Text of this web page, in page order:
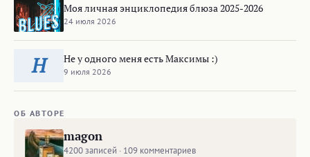
Моя личная энциклопедия блюза 2025-2026
24 июля 2026
Н Не у одного меня есть Максимы :)
9 июля 2026
ОБ АВТОРЕ
magon
4200 записей · 109 комментариев